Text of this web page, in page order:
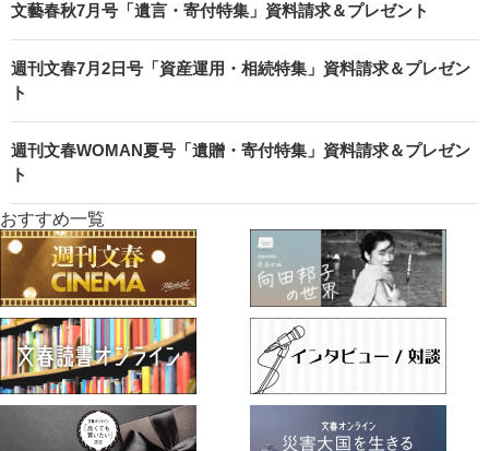
文藝春秋7月号「遺言・寄付特集」資料請求＆プレゼント
週刊文春7月2日号「資産運用・相続特集」資料請求＆プレゼン
ト
週刊文春WOMAN夏号「遺贈・寄付特集」資料請求＆プレゼン
ト
おすすめ一覧